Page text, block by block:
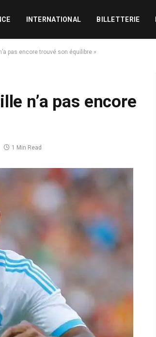
INTERNATIONAL BILLETTERIE
pas encore trouvé son équilibre »
n’a pas encore
1 Min Read